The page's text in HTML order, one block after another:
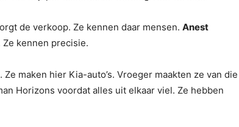
de verkoop. Ze kennen daar mensen. Anest
kennen precisie.
maken hier Kia-auto’s. Vroeger maakten ze van die
Horizons voordat alles uit elkaar viel. Ze hebben